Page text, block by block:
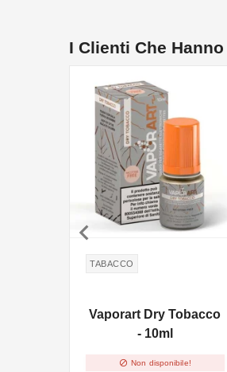
I Clienti Che
TABACCO
Vaporart Dry Tobacco
- 10ml
 Non disponibile!
